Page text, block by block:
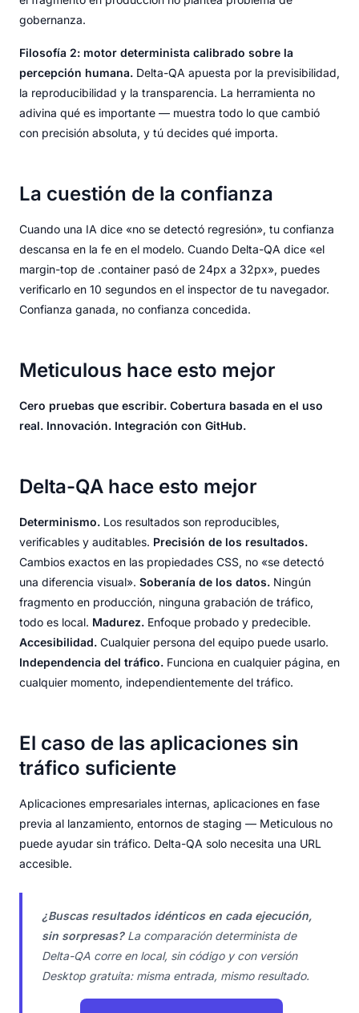
gobernanza.
Filosofía 2: motor determinista calibrado sobre la
percepción humana. Delta-QA apuesta por la previsibilidad,
la reproducibilidad y la transparencia. La herramienta no
adivina qué es importante — muestra todo lo que cambió
con precisión absoluta, y tú decides qué importa.
La cuestión de la confianza
Cuando una IA dice «no se detectó regresión», tu confianza
descansa en la fe en el modelo. Cuando Delta-QA dice «el
margin-top de .container pasó de 24px a 32px», puedes
verificarlo en 10 segundos en el inspector de tu navegador.
Confianza ganada, no confianza concedida.
Meticulous hace esto mejor
Cero pruebas que escribir. Cobertura basada en el uso
real. Innovación. Integración con GitHub.
Delta-QA hace esto mejor
Determinismo. Los resultados son reproducibles,
verificables y auditables. Precisión de los resultados.
Cambios exactos en las propiedades CSS, no «se detectó
una diferencia visual». Soberanía de los datos. Ningún
fragmento en producción, ninguna grabación de tráfico,
todo es local. Madurez. Enfoque probado y predecible.
Accesibilidad. Cualquier persona del equipo puede usarlo.
Independencia del tráfico. Funciona en cualquier página, en
cualquier momento, independientemente del tráfico.
El caso de las aplicaciones sin
tráfico suficiente
Aplicaciones empresariales internas, aplicaciones en fase
previa al lanzamiento, entornos de staging — Meticulous no
puede ayudar sin tráfico. Delta-QA solo necesita una URL
accesible.
¿Buscas resultados idénticos en cada ejecución,
sin sorpresas?La comparación determinista de
Delta-QA corre en local, sin código y con versión
Desktop gratuita: misma entrada, mismo resultado.